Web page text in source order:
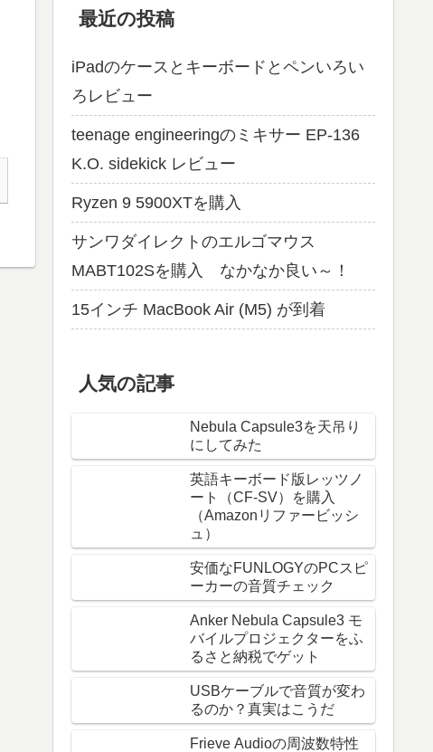
最近の投稿
iPadのケースとキーボードとペンいろい
ろレビュー
teenage engineeringのミキサー EP-136
K.O. sidekick レビュー
Ryzen 9 5900XTを購入
サンワダイレクトのエルゴマウス
MABT102Sを購入 なかなか良い～！
15インチ MacBook Air (M5) が到着
人気の記事
Nebula Capsule3を天吊り
にしてみた
英語キーボード版レッツノ
ート（CF-SV）を購入
（Amazonリファービッシ
ュ）
安価なFUNLOGYのPCスピ
ーカーの音質チェック
Anker Nebula Capsule3 モ
バイルプロジェクターをふ
るさと納税でゲット
USBケーブルで音質が変わ
るのか？真実はこうだ
Frieve Audioの周波数特性